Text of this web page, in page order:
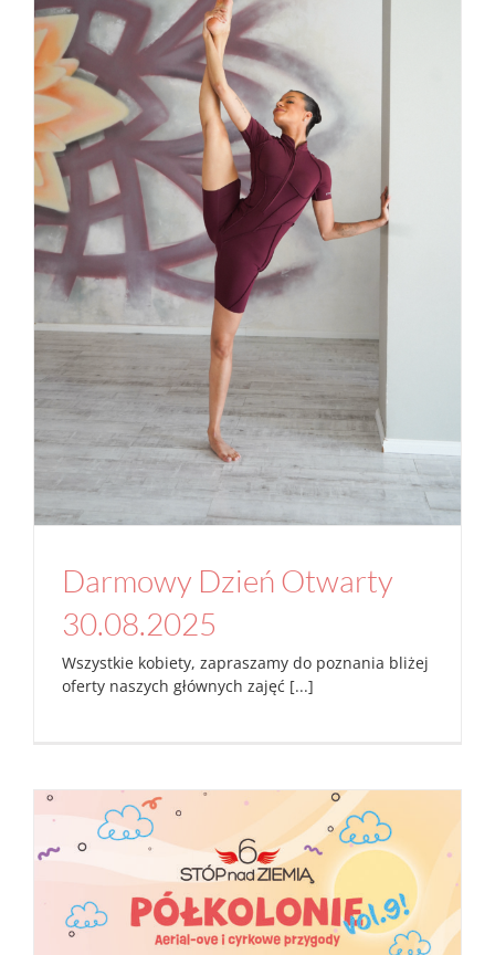
Darmowy Dzień Otwarty 30.08.2025
aerial joga Aktualności Joga Na rurze Studio
Darmowy Dzień Otwarty
30.08.2025
Wszystkie kobiety, zapraszamy do poznania bliżej
oferty naszych głównych zajęć [...]